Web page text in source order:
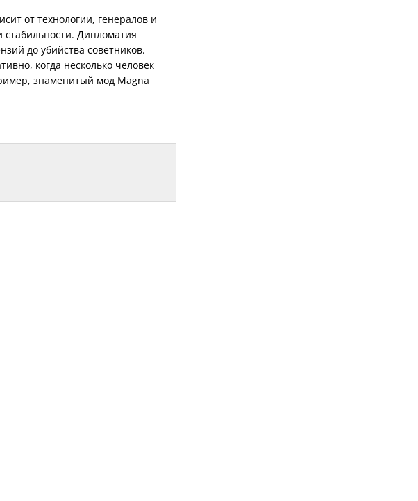
от технологии, генералов и
Дипломатия
до убийства советников.
когда несколько человек
знаменитый мод Magna